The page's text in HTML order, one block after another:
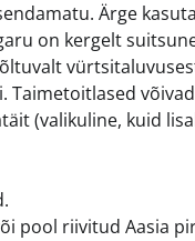
Ärge
on kergelt
Taimetoitlased
(valikuline, kuid
pool riivitud Aasia